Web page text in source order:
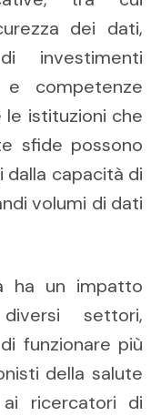
dei dati,
investimenti
competenze
le istituzioni che
sfide possono
capacità di
volumi di dati
ha un impatto
settori,
funzionare più
della salute
ricercatori di